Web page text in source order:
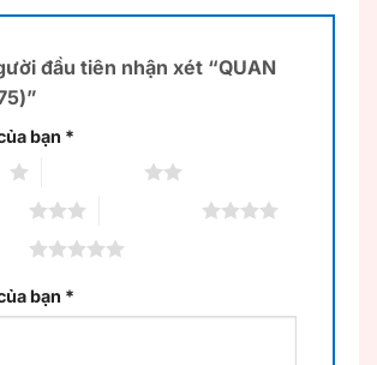
đầu tiên nhận xét “QUAN
bạn *
bạn *